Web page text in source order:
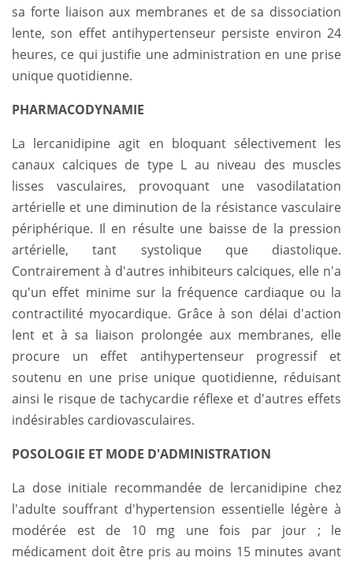
sa forte liaison aux membranes et de sa dissociation
lente, son effet antihypertenseur persiste environ 24
heures, ce qui justifie une administration en une prise
unique quotidienne.
PHARMACODYNAMIE
La lercanidipine agit en bloquant sélectivement les
canaux calciques de type L au niveau des muscles
lisses vasculaires, provoquant une vasodilatation
artérielle et une diminution de la résistance vasculaire
périphérique. Il en résulte une baisse de la pression
artérielle, tant systolique que diastolique.
Contrairement à d'autres inhibiteurs calciques, elle n'a
qu'un effet minime sur la fréquence cardiaque ou la
contractilité myocardique. Grâce à son délai d'action
lent et à sa liaison prolongée aux membranes, elle
procure un effet antihypertenseur progressif et
soutenu en une prise unique quotidienne, réduisant
ainsi le risque de tachycardie réflexe et d'autres effets
indésirables cardiovasculaires.
POSOLOGIE ET ​​MODE D'ADMINISTRATION
La dose initiale recommandée de lercanidipine chez
l'adulte souffrant d'hypertension essentielle légère à
modérée est de 10 mg une fois par jour ; le
médicament doit être pris au moins 15 minutes avant